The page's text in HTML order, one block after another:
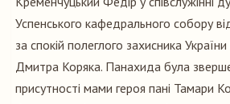
Успенського кафедрального собору
за спокій полеглого захисника
Дмитра Коряка. Панахида була
присутності мами героя пані Тамари